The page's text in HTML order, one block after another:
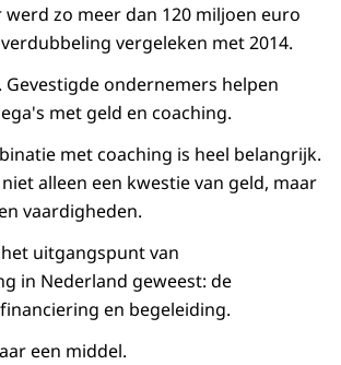
zo meer dan 120 miljoen euro
vergeleken met 2014.
ondernemers helpen
met geld en coaching.
met coaching is heel belangrijk.
alleen een kwestie van geld, maar
vaardigheden.
uitgangspunt van
in Nederland geweest: de
en begeleiding.
een middel.